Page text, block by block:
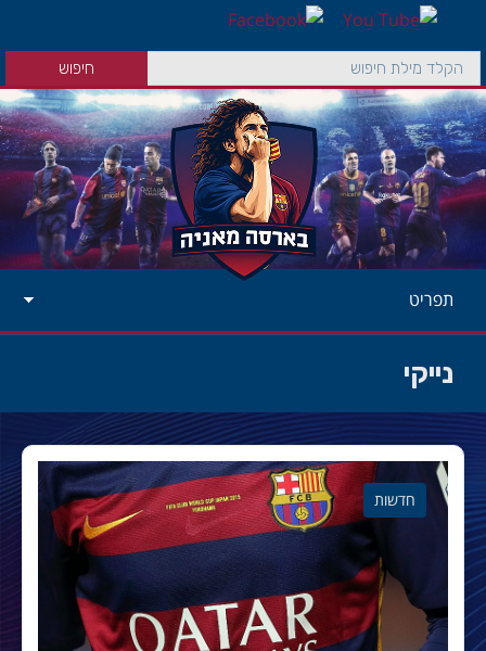
תפריט
נייקי
חדשות